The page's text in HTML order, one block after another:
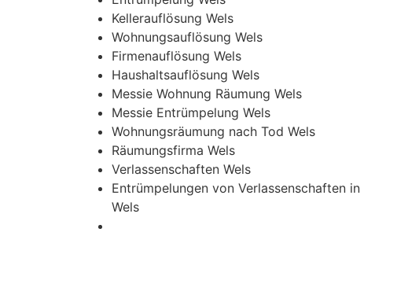
Kellerauflösung Wels
Wohnungsauflösung Wels
Firmenauflösung Wels
Haushaltsauflösung Wels
Messie Wohnung Räumung Wels
Messie Entrümpelung Wels
Wohnungsräumung nach Tod Wels
Räumungsfirma Wels
Verlassenschaften Wels
Entrümpelungen von Verlassenschaften in
Wels